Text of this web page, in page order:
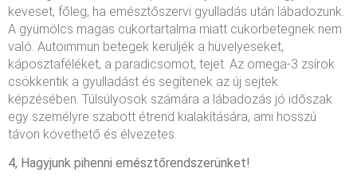
keveset, főleg, ha emésztőszervi gyulladás után lábadozunk.
A gyümölcs magas cukortartalma miatt cukorbetegnek nem
való. Autoimmun betegek kerüljék a hüvelyeseket,
káposztaféléket, a paradicsomot, tejet. Az omega-3 zsírok
csökkentik a gyulladást és segítenek az új sejtek
képzésében. Túlsúlyosok számára a lábadozás jó időszak
egy személyre szabott étrend kialakítására, ami hosszú
távon követhető és élvezetes.
4, Hagyjunk pihenni emésztőrendszerünket!